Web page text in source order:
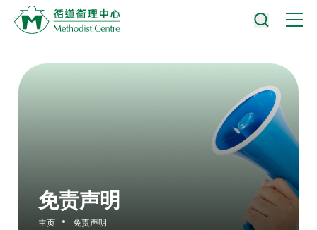
免责声明
主页 免责声明